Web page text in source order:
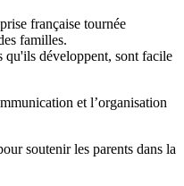
française tournée
familles.
qu'ils développent, sont facile
et l’organisation
soutenir les parents dans la